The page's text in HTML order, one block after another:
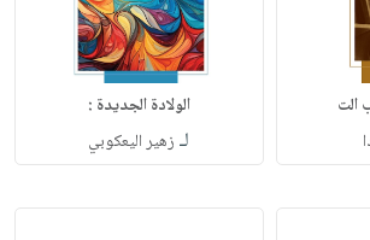
الت الولادة الجديدة :
لـ زهير اليعكوبي